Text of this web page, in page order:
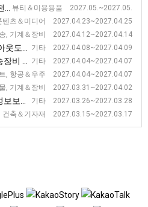
뷰티＆미용용품 2027.05.~2027.05.
텐츠＆미디어 2027.04.23~2027.04.25
, 기계＆장비 2027.04.12~2027.04.14
기타 2027.04.08~2027.04.09
유 박람회
기타 2027.04.04~2027.04.07
시회
, 항공＆우주 2027.04.04~2027.04.07
우주 전시회 [SAS]
물, 기계＆장비 2027.03.31~2027.04.02
지보수 및 관련 기술 전시회 [NFMT]
기타 2027.03.26~2027.03.28
시회
건축＆기자재 2027.03.15~2027.03.17